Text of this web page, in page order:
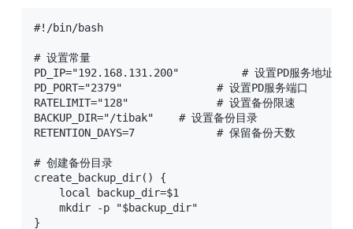
#!/bin/bash
# 设置常量
PD_IP="192.168.131.200"          # 设置PD服务地址
PD_PORT="2379"               # 设置PD服务端口
RATELIMIT="128"              # 设置备份限速
BACKUP_DIR="/tibak"    # 设置备份目录
RETENTION_DAYS=7             # 保留备份天数
# 创建备份目录
create_backup_dir() {
    local backup_dir=$1
    mkdir -p "$backup_dir"
}